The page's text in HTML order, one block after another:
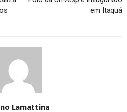
em Itaquá
Lamattina